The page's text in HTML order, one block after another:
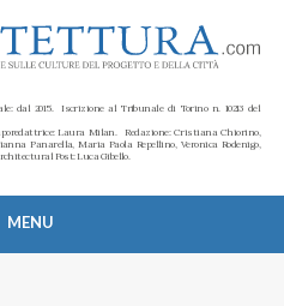
dal 2015. Iscrizione al Tribunale di Torino n. 10213 del
Laura Milan. Redazione: Cristiana Chiorino,
Panarella, Maria Paola Repellino, Veronica Rodenigo,
Post: Luca Gibello.
MENU